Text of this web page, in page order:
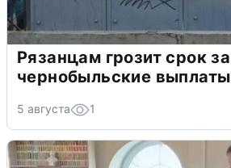
Рязанцам грозит срок за
чернобыльские выплаты
5 августа 1